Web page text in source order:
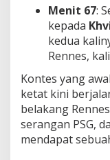
Menit 67:
kepada
kedua
Rennes,
Kontes yang
ketat kini
belakang
serangan PSG,
mendapat